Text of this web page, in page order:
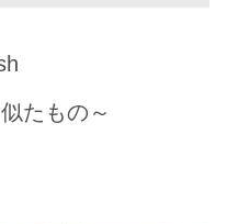
たもの～